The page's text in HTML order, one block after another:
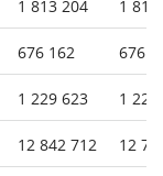
1 813 204 1 813
676 162 676
1 229 623 1 224
12 842 712 12